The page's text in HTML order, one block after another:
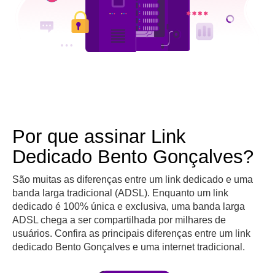
Por que assinar Link
Dedicado Bento Gonçalves?
São muitas as diferenças entre um link dedicado e uma
banda larga tradicional (ADSL). Enquanto um link
dedicado é 100% única e exclusiva, uma banda larga
ADSL chega a ser compartilhada por milhares de
usuários. Confira as principais diferenças entre um link
dedicado Bento Gonçalves e uma internet tradicional.